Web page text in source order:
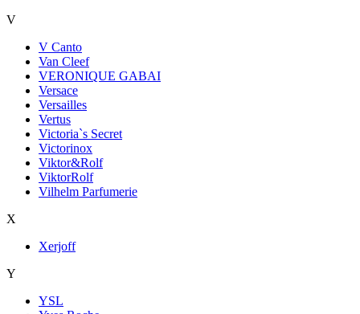
V
V Canto
Van Cleef
VERONIQUE GABAI
Versace
Versailles
Vertus
Victoria`s Secret
Victorinox
Viktor&Rolf
ViktorRolf
Vilhelm Parfumerie
X
Xerjoff
Y
YSL